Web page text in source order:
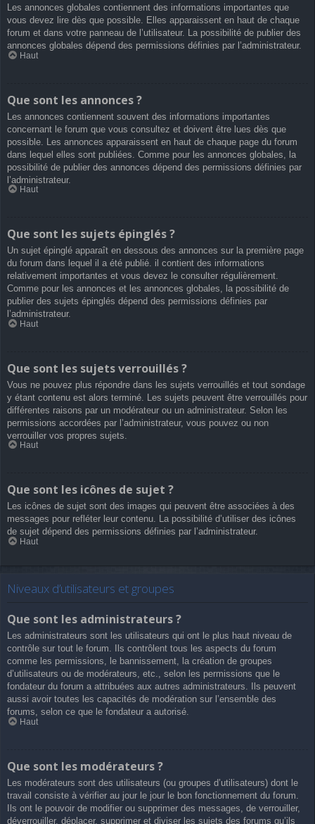
Les annonces globales contiennent des informations importantes que
vous devez lire dès que possible. Elles apparaissent en haut de chaque
forum et dans votre panneau de l’utilisateur. La possibilité de publier des
annonces globales dépend des permissions définies par l’administrateur.
Haut
Que sont les annonces ?
Les annonces contiennent souvent des informations importantes
concernant le forum que vous consultez et doivent être lues dès que
possible. Les annonces apparaissent en haut de chaque page du forum
dans lequel elles sont publiées. Comme pour les annonces globales, la
possibilité de publier des annonces dépend des permissions définies par
l’administrateur.
Haut
Que sont les sujets épinglés ?
Un sujet épinglé apparaît en dessous des annonces sur la première page
du forum dans lequel il a été publié. il contient des informations
relativement importantes et vous devez le consulter régulièrement.
Comme pour les annonces et les annonces globales, la possibilité de
publier des sujets épinglés dépend des permissions définies par
l’administrateur.
Haut
Que sont les sujets verrouillés ?
Vous ne pouvez plus répondre dans les sujets verrouillés et tout sondage
y étant contenu est alors terminé. Les sujets peuvent être verrouillés pour
différentes raisons par un modérateur ou un administrateur. Selon les
permissions accordées par l’administrateur, vous pouvez ou non
verrouiller vos propres sujets.
Haut
Que sont les icônes de sujet ?
Les icônes de sujet sont des images qui peuvent être associées à des
messages pour refléter leur contenu. La possibilité d’utiliser des icônes
de sujet dépend des permissions définies par l’administrateur.
Haut
Niveaux d’utilisateurs et groupes
Que sont les administrateurs ?
Les administrateurs sont les utilisateurs qui ont le plus haut niveau de
contrôle sur tout le forum. Ils contrôlent tous les aspects du forum
comme les permissions, le bannissement, la création de groupes
d’utilisateurs ou de modérateurs, etc., selon les permissions que le
fondateur du forum a attribuées aux autres administrateurs. Ils peuvent
aussi avoir toutes les capacités de modération sur l’ensemble des
forums, selon ce que le fondateur a autorisé.
Haut
Que sont les modérateurs ?
Les modérateurs sont des utilisateurs (ou groupes d’utilisateurs) dont le
travail consiste à vérifier au jour le jour le bon fonctionnement du forum.
Ils ont le pouvoir de modifier ou supprimer des messages, de verrouiller,
déverrouiller, déplacer, supprimer et diviser les sujets des forums qu’ils